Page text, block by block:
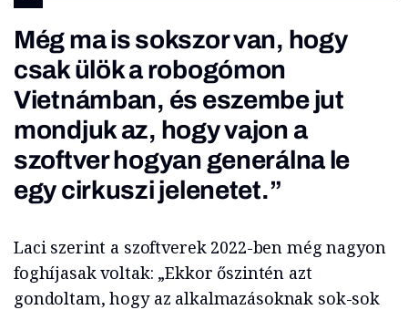
Még ma is sokszor van, hogy
csak ülök a robogómon
Vietnámban, és eszembe jut
mondjuk az, hogy vajon a
szoftver hogyan generálna le
egy cirkuszi jelenetet.”
Laci szerint a szoftverek 2022-ben még nagyon
foghíjasak voltak: „Ekkor őszintén azt
gondoltam, hogy az alkalmazásoknak sok-sok